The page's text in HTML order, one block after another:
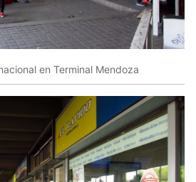
en Terminal Mendoza